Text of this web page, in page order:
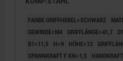
FARBE GRIFFHEBEL=SCHWARZ
GEWINDE=M4
GRIFFLÄNGE=41,7
B1=11,5
H=9 HÖHE=13
SPANNKRAFT F KN=1,5